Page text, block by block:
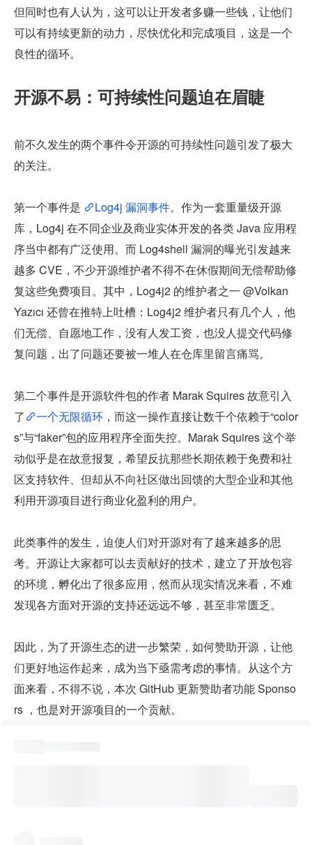
但同时也有人认为，这可以让开发者多赚一些钱，让他们
可以有持续更新的动力，尽快优化和完成项目，这是一个
良性的循环。
开源不易：可持续性问题迫在眉睫
前不久发生的两个事件令开源的可持续性问题引发了极大
的关注。
第一个事件是 Log4j 漏洞事件。作为一套重量级开源
库，Log4j 在不同企业及商业实体开发的各类 Java 应用程
序当中都有广泛使用。而 Log4shell 漏洞的曝光引发越来
越多 CVE，不少开源维护者不得不在休假期间无偿帮助修
复这些免费项目。其中，Log4j2 的维护者之一 @Volkan
Yazıcı 还曾在推特上吐槽：Log4j2 维护者只有几个人，他
们无偿、自愿地工作，没有人发工资，也没人提交代码修
复问题，出了问题还要被一堆人在仓库里留言痛骂。
第二个事件是开源软件包的作者 Marak Squires 故意引入
了
一个无限循环 ，而这一操作直接让数千个依赖于“color
s”与“faker”包的应用程序全面失控。Marak Squires 这个举
动似乎是在故意报复，希望反抗那些长期依赖于免费和社
区支持软件、但却从不向社区做出回馈的大型企业和其他
利用开源项目进行商业化盈利的用户。
此类事件的发生，迫使人们对开源对有了越来越多的思
考。开源让大家都可以去贡献好的技术，建立了开放包容
的环境，孵化出了很多应用，然而从现实情况来看，不难
发现各方面对开源的支持还远远不够，甚至非常匮乏。
因此，为了开源生态的进一步繁荣，如何赞助开源，让他
们更好地运作起来，成为当下亟需考虑的事情。从这个方
面来看，不得不说，本次 GitHub 更新赞助者功能 Sponso
rs ，也是对开源项目的一个贡献。